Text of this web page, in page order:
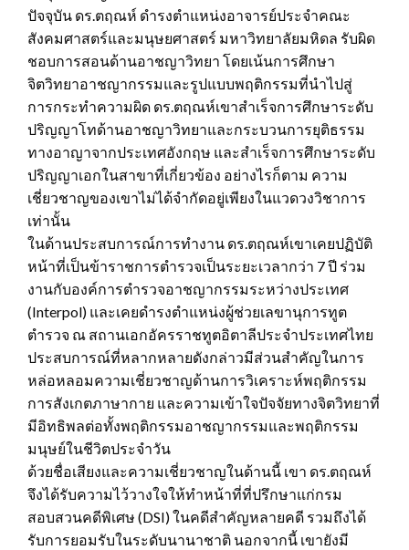
ปัจจุบัน ดร.ตฤณห์ ดำรงตำแหน่งอาจารย์ประจำคณะ
สังคมศาสตร์และมนุษยศาสตร์ มหาวิทยาลัยมหิดล รับผิด
ชอบการสอนด้านอาชญาวิทยา โดยเน้นการศึกษา
จิตวิทยาอาชญากรรมและรูปแบบพฤติกรรมที่นำไปสู่
การกระทำความผิด ดร.ตฤณห์เขาสำเร็จการศึกษาระดับ
ปริญญาโทด้านอาชญาวิทยาและกระบวนการยุติธรรม
ทางอาญาจากประเทศอังกฤษ และสำเร็จการศึกษาระดับ
ปริญญาเอกในสาขาที่เกี่ยวข้อง อย่างไรก็ตาม ความ
เชี่ยวชาญของเขาไม่ได้จำกัดอยู่เพียงในแวดวงวิชาการ
เท่านั้น
ในด้านประสบการณ์การทำงาน ดร.ตฤณห์เขาเคยปฏิบัติ
หน้าที่เป็นข้าราชการตำรวจเป็นระยะเวลากว่า 7 ปี ร่วม
งานกับองค์การตำรวจอาชญากรรมระหว่างประเทศ
(Interpol) และเคยดำรงตำแหน่งผู้ช่วยเลขานุการทูต
ตำรวจ ณ สถานเอกอัครราชทูตอิตาลีประจำประเทศไทย
ประสบการณ์ที่หลากหลายดังกล่าวมีส่วนสำคัญในการ
หล่อหลอมความเชี่ยวชาญด้านการวิเคราะห์พฤติกรรม
การสังเกตภาษากาย และความเข้าใจปัจจัยทางจิตวิทยาที่
มีอิทธิพลต่อทั้งพฤติกรรมอาชญากรรมและพฤติกรรม
มนุษย์ในชีวิตประจำวัน
ด้วยชื่อเสียงและความเชี่ยวชาญในด้านนี้ เขา ดร.ตฤณห์
จึงได้รับความไว้วางใจให้ทำหน้าที่ที่ปรึกษาแก่กรม
สอบสวนคดีพิเศษ (DSI) ในคดีสำคัญหลายคดี รวมถึงได้
รับการยอมรับในระดับนานาชาติ นอกจากนี้ เขายังมี